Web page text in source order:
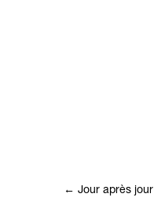
← Jour après jour